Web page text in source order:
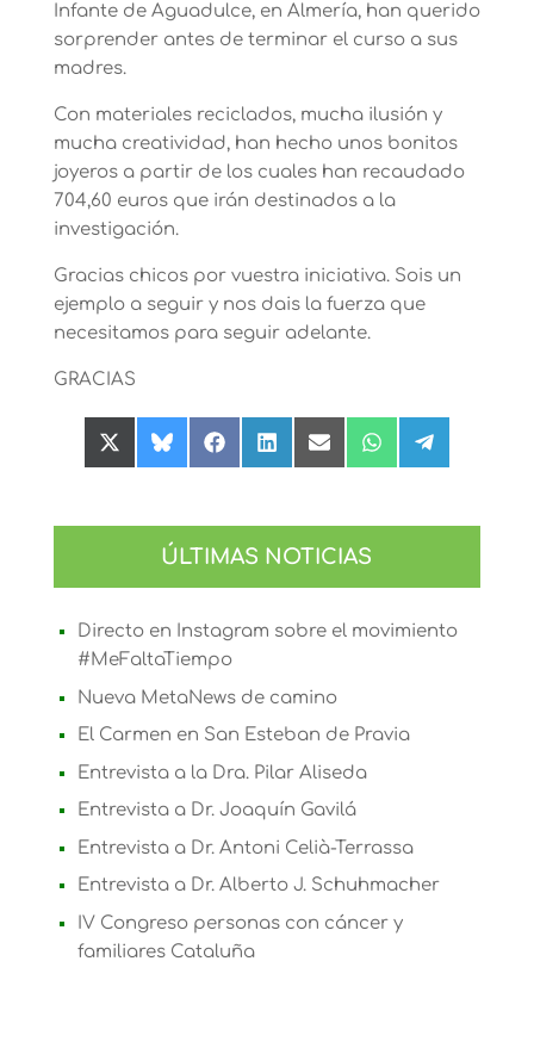
Infante de Aguadulce, en Almería, han querido
sorprender antes de terminar el curso a sus
madres.
Con materiales reciclados, mucha ilusión y
mucha creatividad, han hecho unos bonitos
joyeros a partir de los cuales han recaudado
704,60 euros que irán destinados a la
investigación.
Gracias chicos por vuestra iniciativa. Sois un
ejemplo a seguir y nos dais la fuerza que
necesitamos para seguir adelante.
GRACIAS
Compartir
en
Compartir
en
Compartir
en
Compartir
en
Compartir
en
Compartir
en
Compartir
en
ÚLTIMAS NOTICIAS
Directo en Instagram sobre el movimiento
#MeFaltaTiempo
Nueva MetaNews de camino
El Carmen en San Esteban de Pravia
Entrevista a la Dra. Pilar Aliseda
Entrevista a Dr. Joaquín Gavilá
Entrevista a Dr. Antoni Celià-Terrassa
Entrevista a Dr. Alberto J. Schuhmacher
IV Congreso personas con cáncer y
familiares Cataluña